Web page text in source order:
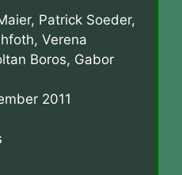
Patrick Soeder,
Verena
Boros, Gabor
2011